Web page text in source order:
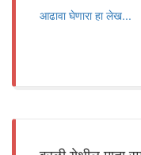
आढावा घेणारा हा लेख...